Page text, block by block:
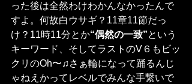
った後は全然わけわかんなかったんで
すよ。何故白ウサギ？11章11節だっ
け？11時11分とか“偶然の一致”という
キーワード、そしてラストのV６もビッ
クリのOh〜♫さぁ輪になって踊るんじ
ゃねえかってレベルでみんな手繋いで